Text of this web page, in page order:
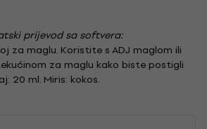
prijevod sa softvera:
za maglu. Koristite s ADJ maglom ili
za maglu kako biste postigli
20 ml. Miris: kokos.